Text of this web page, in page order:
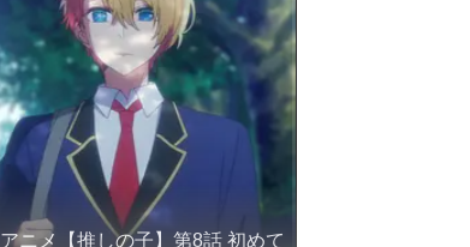
アニメ【推しの子】第8話 初めて